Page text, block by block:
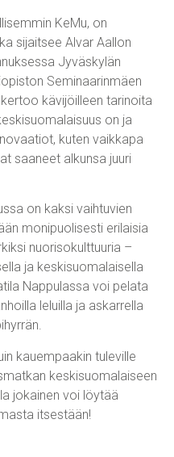
KeMu, on
sijaitsee Alvar Aallon
Jyväskylän
Seminaarinmäen
kävijöilleen tarinoita
on ja
kuten vaikkapa
saaneet alkunsa juuri
on kaksi vaihtuvien
monipuolisesti erilaisia
nuorisokulttuuria –
ja keskisuomalaisella
Nappulassa voi pelata
leluilla ja askarrella
kauempaakin tuleville
keskisuomalaiseen
jokainen voi löytää
itsestään!